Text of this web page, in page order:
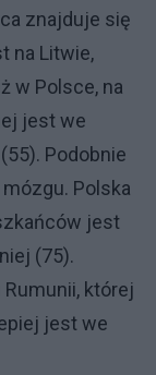
znajduje się
na Litwie,
w Polsce, na
jest we
Podobnie
Polska
jest
(75).
której
jest we